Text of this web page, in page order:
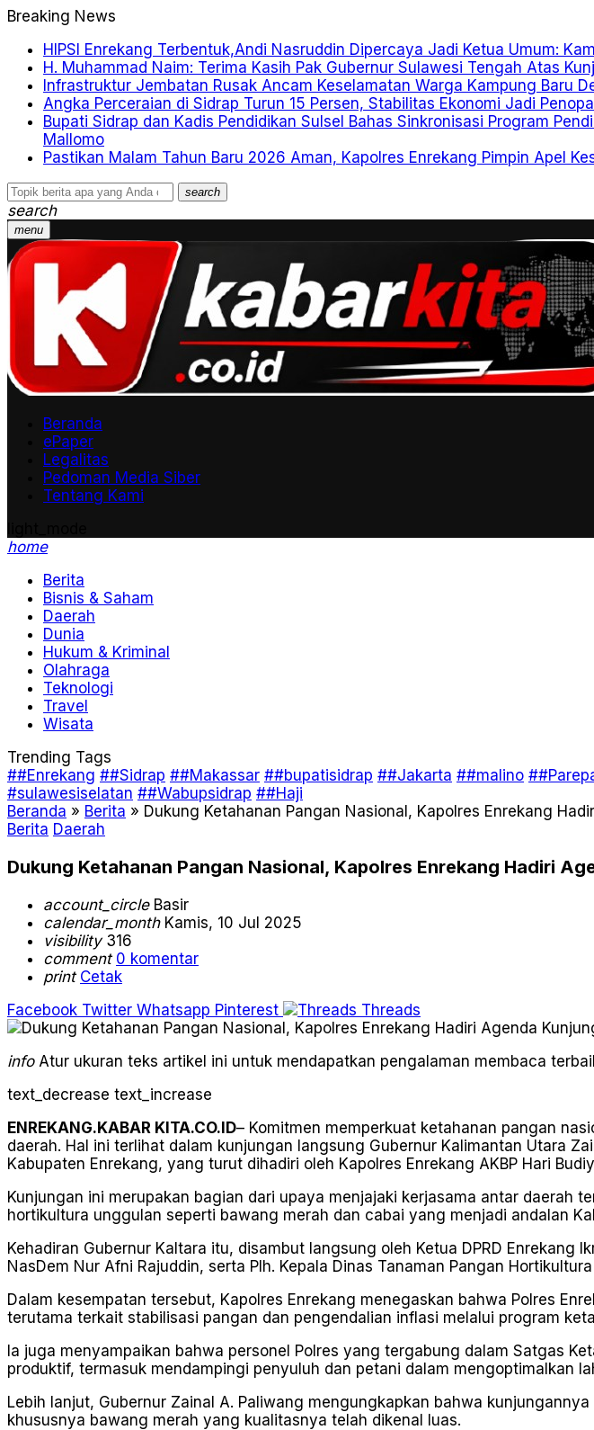
Breaking News
HIPSI Enrekang Terbentuk,Andi Nasruddin Dipercaya Jadi Ketua Umum:
H. Muhammad Naim: Terima Kasih Pak Gubernur Sulawesi Tengah Atas
Infrastruktur Jembatan Rusak Ancam Keselamatan Warga Kampung Baru
Angka Perceraian di Sidrap Turun 15 Persen, Stabilitas Ekonomi Jadi
Bupati Sidrap dan Kadis Pendidikan Sulsel Bahas Sinkronisasi Program
Mallomo
Pastikan Malam Tahun Baru 2026 Aman, Kapolres Enrekang Pimpin Apel
search
search
menu
Beranda
ePaper
Legalitas
Pedoman Media Siber
Tentang Kami
home
Berita
Bisnis & Saham
Daerah
Dunia
Hukum & Kriminal
Olahraga
Teknologi
Travel
Wisata
Trending Tags
##Enrekang ##Sidrap ##Makassar ##bupatisidrap ##Jakarta ##malino
#sulawesiselatan ##Wabupsidrap ##Haji
Beranda » Berita » Dukung Ketahanan Pangan Nasional, Kapolres Enrekang
Berita Daerah
Dukung Ketahanan Pangan Nasional, Kapolres Enrekang Hadiri
account_circleBasir
calendar_monthKamis, 10 Jul 2025
visibility316
comment 0 komentar
print Cetak
Facebook Twitter Whatsapp Pinterest Threads
infoAtur ukuran teks artikel ini untuk mendapatkan pengalaman membaca
text_decrease text_increase
ENREKANG.KABAR KITA.CO.ID– Komitmen memperkuat ketahanan pangan
daerah. Hal ini terlihat dalam kunjungan langsung Gubernur Kalimantan Utara
Kabupaten Enrekang, yang turut dihadiri oleh Kapolres Enrekang AKBP Hari
Kunjungan ini merupakan bagian dari upaya menjajaki kerjasama antar daerah
hortikultura unggulan seperti bawang merah dan cabai yang menjadi andalan
Kehadiran Gubernur Kaltara itu, disambut langsung oleh Ketua DPRD Enrekang
NasDem Nur Afni Rajuddin, serta Plh. Kepala Dinas Tanaman Pangan
Dalam kesempatan tersebut, Kapolres Enrekang menegaskan bahwa Polres
terutama terkait stabilisasi pangan dan pengendalian inflasi melalui program
Ia juga menyampaikan bahwa personel Polres yang tergabung dalam Satgas
produktif, termasuk mendampingi penyuluh dan petani dalam mengoptimalkan
Lebih lanjut, Gubernur Zainal A. Paliwang mengungkapkan bahwa
khususnya bawang merah yang kualitasnya telah dikenal luas.